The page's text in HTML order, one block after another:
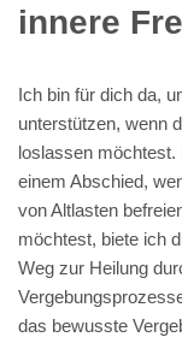
innere
Ich bin für dich da,
unterstützen, wenn
loslassen möchtest.
einem Abschied,
von Altlasten
möchtest, biete ich
Weg zur Heilung
das bewusste